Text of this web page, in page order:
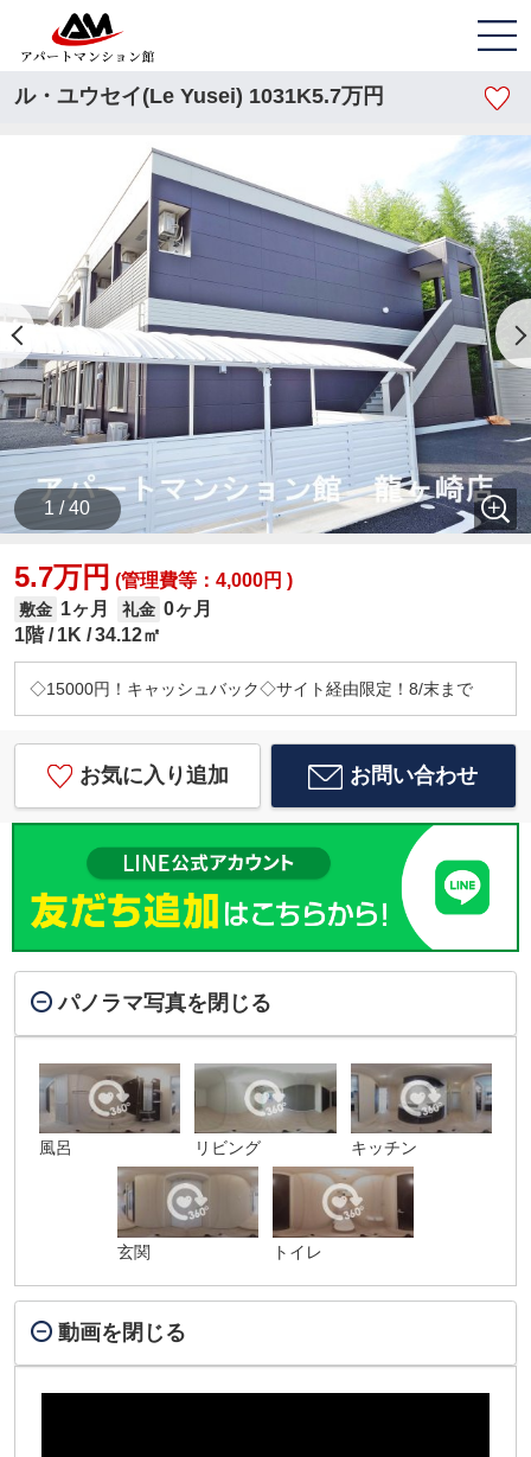
ル・ユウセイ(Le Yusei) 1031K5.7万円
1 / 40
5.7万円 (管理費等：4,000円 )
敷金 1ヶ月 礼金 0ヶ月
1階
1K 34.12㎡
◇15000円！キャッシュバック◇サイト経由限定！8/末まで
お気に入り追加 お問い合わせ
パノラマ写真を閉じる
風呂 リビング キッチン
玄関 トイレ
動画を閉じる